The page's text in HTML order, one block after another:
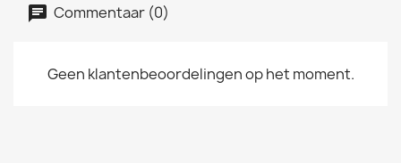
Commentaar (0)
Geen klantenbeoordelingen op het moment.